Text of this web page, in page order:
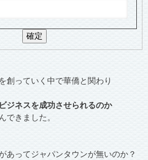
創っていく中で華僑と関わり
ジネスを成功させられるのか
できました。
あってジャパンタウンが無いのか？